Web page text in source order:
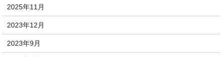
2025年11月
2023年12月
2023年9月